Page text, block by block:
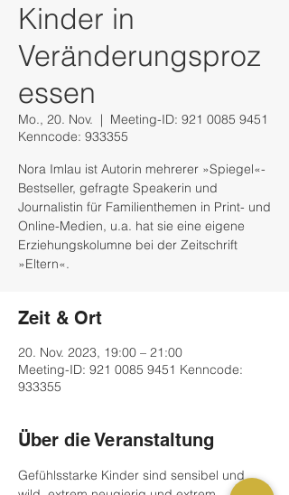
Kinder in
Veränderungsproz
essen
Mo., 20. Nov.
  |
Meeting-ID: 921 0085 9451
Kenncode: 933355
Nora Imlau ist Autorin mehrerer »Spiegel«-
Bestseller, gefragte Speakerin und
Journalistin für Familienthemen in Print- und
Online-Medien, u.a. hat sie eine eigene
Erziehungskolumne bei der Zeitschrift
»Eltern«.
Zeit & Ort
20. Nov. 2023, 19:00 – 21:00
Meeting-ID: 921 0085 9451 Kenncode:
933355
Über die Veranstaltung
Gefühlsstarke Kinder sind sensibel und